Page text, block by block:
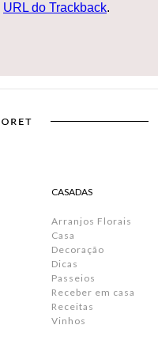
URL do Trackback.
CASADAS
Arranjos Florais
Casa
Decoração
Dicas
Passeios
Receber em casa
Receitas
Vinhos